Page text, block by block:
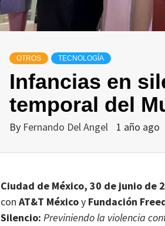
OTROS TECNOLOGÍA
Infancias en
temporal del
By Fernando Del Angel 1 año ago
Ciudad de México, 30 de junio de
con AT&T Méxicoy Fundación
Silencio: Previniendo la violencia